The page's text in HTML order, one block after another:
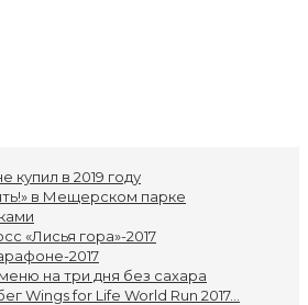
купил в 2019 году
в Мещерском парке
«Лисья гора»-2017
2017
на три дня без сахара
Wings for Life World Run 2017...